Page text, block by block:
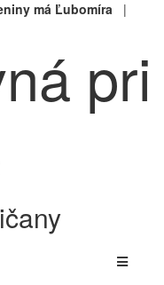
má Ľubomíra |
pri